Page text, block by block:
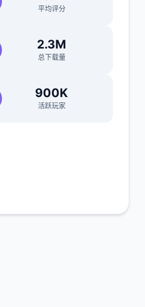
平均评分
2.3M
总下载量
900K
活跃玩家